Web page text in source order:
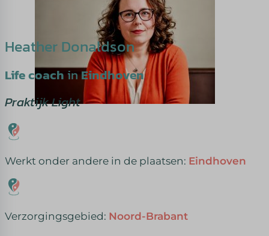
Heather Donaldson
Life coachinEindhoven
Praktijk Light
Werkt onder andere in de plaatsen: Eindhoven
Verzorgingsgebied: Noord-Brabant